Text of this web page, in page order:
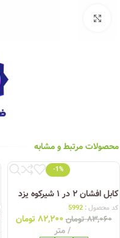
محصولات مرتبط و مشابه
-1%
کابل افشان ۲ در ۱ شیرکوه یزد
کد محصول : 5992
۸۳,۰۶۰ تومان ۸۲,۲۰۰ تومان
متر